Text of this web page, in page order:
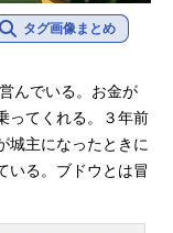
タグ画像まとめ
んでいる。お金が
ってくれる。３年前
城主になったときに
いる。ブドウとは冒